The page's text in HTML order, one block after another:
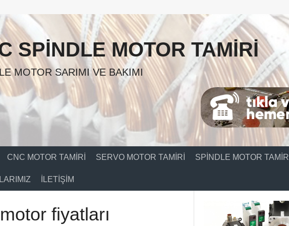
SPINDLE MOTOR TAMIRI
MOTOR SARIMI VE BAKIMI
CNC MOTOR TAMIRI SERVO MOTOR TAMIRI SPINDLE MOTOR TAMIRI
İLETIŞIM
fiyatları